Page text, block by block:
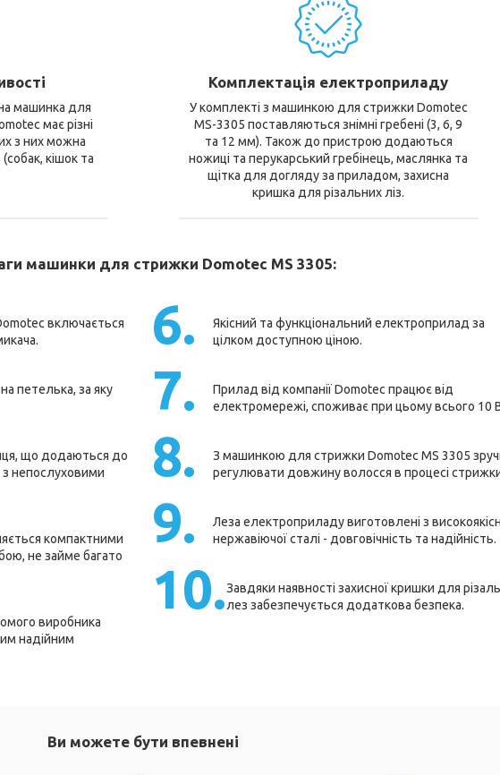
машинка для
має різні
з них можна
кішок та
Комплектація електроприладу
У комплекті з машинкою для стрижки Domotec
MS-3305 поставляються знімні гребені (3, 6, 9
та 12 мм). Також до пристрою додаються
ножиці та перукарський гребінець, маслянка та
щітка для догляду за приладом, захисна
кришка для різальних ліз.
машинки для стрижки Domotec MS 3305:
включається
петелька, за яку
що додаються до
непослуховими
компактними
не займе багато
виробника
надійним
6.
Якісний та функціональний електроприлад за
цілком доступною ціною.
7.
Прилад від компанії Domotec працює від
електромережі, споживає при цьому всього 10
8.
З машинкою для стрижки Domotec MS 3305
регулювати довжину волосся в процесі
9.
Леза електроприладу виготовлені з
нержавіючої сталі - довговічність та надійність.
10.Завдяки наявності захисної кришки для
лез забезпечується додаткова безпека.
Ви можете бути впевнені